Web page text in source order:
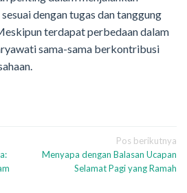
dengan tugas dan tanggung
terdapat perbedaan dalam
sama-sama berkontribusi
Pos berikutnya
Menyapa dengan Balasan Ucapan
Selamat Pagi yang Ramah